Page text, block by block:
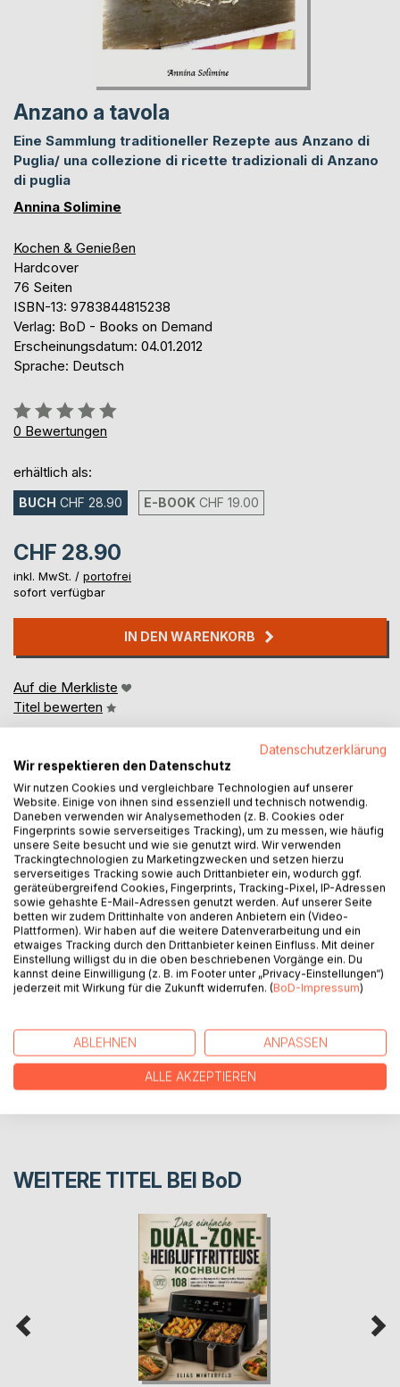
Anzano a tavola
Eine Sammlung traditioneller Rezepte aus Anzano di
Puglia/ una collezione di ricette tradizionali di Anzano
di puglia
Annina Solimine
Kochen & Genießen
Hardcover
76 Seiten
ISBN-13: 9783844815238
Verlag: BoD - Books on Demand
Erscheinungsdatum: 04.01.2012
Sprache: Deutsch
Bewertung::
0%
0 Bewertungen
erhältlich als:
BUCH CHF 28.90 E-BOOK CHF 19.00
CHF 28.90
inkl. MwSt. / portofrei
sofort verfügbar
IN DEN WARENKORB
Auf die Merkliste
Titel bewerten
BESCHREIBUNG
Ein Kochbuch mit traditionellen Rezepten aus dem
süditalienischen Dorf, Anzano di Puglia.
AUTOR/IN
REZENSIONEN
WEITERE TITEL BEI BoD
Datenschutzerklärung
Wir respektieren den Datenschutz
Wir nutzen Cookies und vergleichbare Technologien auf unserer
Website. Einige von ihnen sind essenziell und technisch notwendig.
Daneben verwenden wir Analysemethoden (z. B. Cookies oder
Fingerprints sowie serverseitiges Tracking), um zu messen, wie häufig
unsere Seite besucht und wie sie genutzt wird. Wir verwenden
Trackingtechnologien zu Marketingzwecken und setzen hierzu
serverseitiges Tracking sowie auch Drittanbieter ein, wodurch ggf.
geräteübergreifend Cookies, Fingerprints, Tracking-Pixel, IP-Adressen
sowie gehashte E-Mail-Adressen genutzt werden. Auf unserer Seite
betten wir zudem Drittinhalte von anderen Anbietern ein (Video-
Plattformen). Wir haben auf die weitere Datenverarbeitung und ein
etwaiges Tracking durch den Drittanbieter keinen Einfluss. Mit deiner
Einstellung willigst du in die oben beschriebenen Vorgänge ein. Du
kannst deine Einwilligung (z. B. im Footer unter „Privacy-Einstellungen“)
jederzeit mit Wirkung für die Zukunft widerrufen. (BoD-Impressum)
ABLEHNEN ANPASSEN
ALLE AKZEPTIEREN